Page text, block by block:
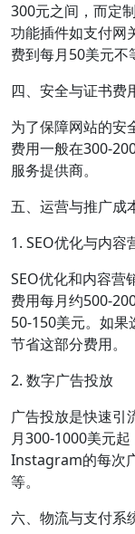
300元之间，而定
功能插件如支付网
费到每月50美元不
四、安全与证书费
为了保障网站的安
费用一般在300-
服务提供商。
五、运营与推广成
1. SEO优化与内容
SEO优化和内容营
费用每月约500-
50-150美元。如果
节省这部分费用。
2. 数字广告投放
广告投放是快速引
月300-1000美元
Instagram的每次
等。
六、物流与支付系